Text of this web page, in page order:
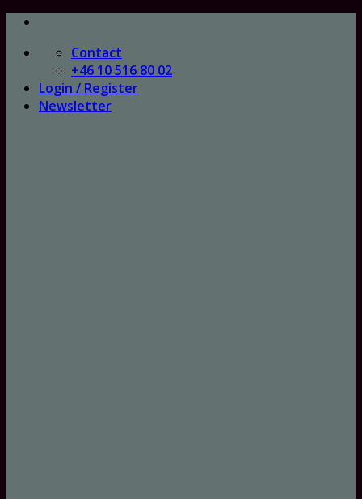
Skip
content
Contact
+46 10 516 80 02
Login / Register
Newsletter